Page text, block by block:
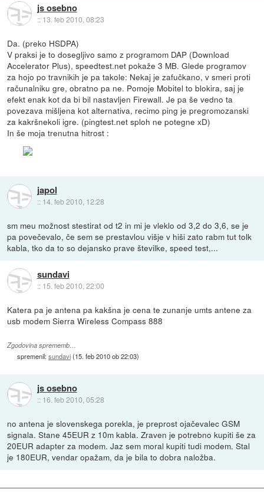
js osebno
:: 13. feb 2010, 08:23
Da. (preko HSDPA)
V praksi je to dosegljivo samo z programom DAP (Download
Accelerator Plus), speedtest.net pokaže 3 MB. Glede programov
za hojo po travnikih je pa takole: Nekaj je zafučkano, v smeri proti
računalniku gre, obratno pa ne. Pomoje Mobitel to blokira, saj je
efekt enak kot da bi bil nastavljen Firewall. Je pa še vedno ta
povezava mišljena kot alternativa, recimo ping je pregromozanski
za kakršnekoli igre. (pingtest.net sploh ne potegne xD)
In še moja trenutna hitrost :
japol
:: 14. feb 2010, 12:28
sm meu možnost stestirat od t2 in mi je vleklo od 3,2 do 3,6, se je
pa povečevalo, če sem se prestavlou višje v hiši zato rabm tut tolk
kabla, tko da to so dejansko prave številke, speed test,...
sundavi
:: 15. feb 2010, 22:00
Katera pa je antena pa kakšna je cena te zunanje umts antene za
usb modem Sierra Wireless Compass 888
Zgodovina sprememb…
spremenil:sundavi(15. feb 2010 ob 22:03)
js osebno
:: 16. feb 2010, 05:28
no antena je slovenskega porekla, je preprost ojačevalec GSM
signala. Stane 45EUR z 10m kabla. Zraven je potrebno kupiti še za
20EUR adapter za modem. Jaz sem moral kupiti tudi modem. Stal
je 180EUR, vendar opažam, da je bila to dobra naložba.